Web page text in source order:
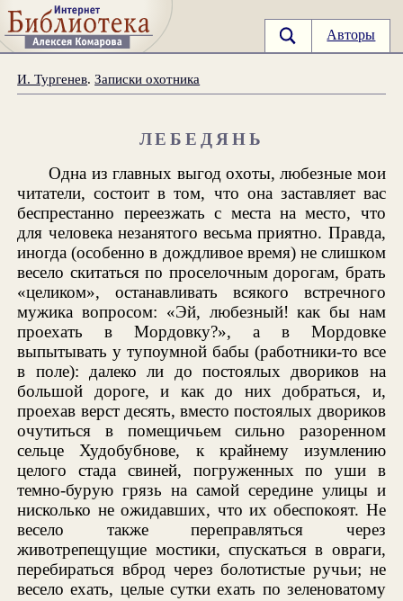
Авторы
И. Тургенев.Записки охотника
ЛЕБЕДЯНЬ
Одна из главных выгод охоты, любезные мои
читатели, состоит в том, что она заставляет вас
беспрестанно переезжать с места на место, что
для человека незанятого весьма приятно. Правда,
иногда (особенно в дождливое время) не слишком
весело скитаться по проселочным дорогам, брать
«целиком», останавливать всякого встречного
мужика вопросом: «Эй, любезный! как бы нам
проехать в Мордовку?», а в Мордовке
выпытывать у тупоумной бабы (работники-то все
в поле): далеко ли до постоялых двориков на
большой дороге, и как до них добраться, и,
проехав верст десять, вместо постоялых двориков
очутиться в помещичьем сильно разоренном
сельце Худобубнове, к крайнему изумлению
целого стада свиней, погруженных по уши в
темно-бурую грязь на самой середине улицы и
нисколько не ожидавших, что их обеспокоят. Не
весело также переправляться через
животрепещущие мостики, спускаться в овраги,
перебираться вброд через болотистые ручьи; не
весело ехать, целые сутки ехать по зеленоватому